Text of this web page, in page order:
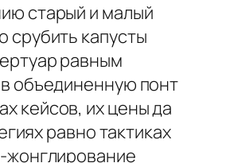
старый и малый
срубить капусты
равным
объединенную понт
кейсов, их цены да
равно тактиках
жонглирование